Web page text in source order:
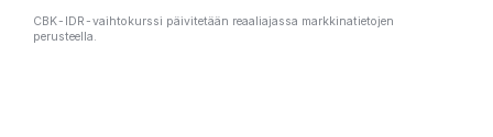
CBK-IDR-vaihtokurssi päivitetään reaaliajassa markkinatietojen
perusteella.